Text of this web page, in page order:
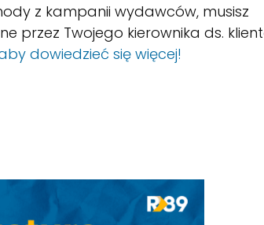
z kampanii wydawców, musisz
przez Twojego kierownika ds.
dowiedzieć się więcej!